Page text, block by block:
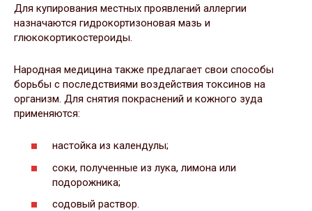
Для купирования местных проявлений аллергии
назначаются гидрокортизоновая мазь и
глюкокортикостероиды.
Народная медицина также предлагает свои способы
борьбы с последствиями воздействия токсинов на
организм. Для снятия покраснений и кожного зуда
применяются:
настойка из календулы;
соки, полученные из лука, лимона или
подорожника;
содовый раствор.